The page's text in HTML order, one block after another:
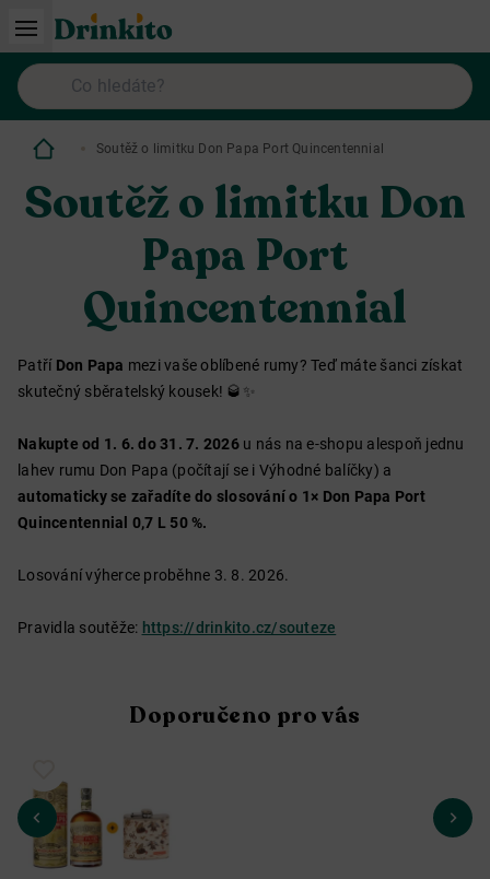
Soutěž o limitku Don Papa Port Quincentennial
Soutěž o limitku Don
Papa Port
Quincentennial
Patří Don Papa mezi vaše oblíbené rumy? Teď máte šanci získat
skutečný sběratelský kousek! 🥃✨
Nakupte od 1. 6. do 31. 7. 2026 u nás na e-shopu alespoň jednu
lahev rumu Don Papa (počítají se i Výhodné balíčky) a
automaticky se zařadíte do slosování o 1× Don Papa Port
Quincentennial 0,7 L 50 %.
Losování výherce proběhne 3. 8. 2026.
Pravidla soutěže: https://drinkito.cz/souteze
Doporučeno pro vás